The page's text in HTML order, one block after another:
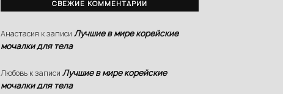
СВЕЖИЕ КОММЕНТАРИИ
Анастасия к записи Лучшие в мире корейские
мочалки для тела
Любовь к записи Лучшие в мире корейские
мочалки для тела